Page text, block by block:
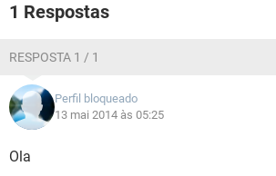
1 Respostas
RESPOSTA 1 / 1
Perfil bloqueado
13 mai 2014 às 05:25
Ola